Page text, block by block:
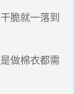
脆就一落到
做棉衣都需